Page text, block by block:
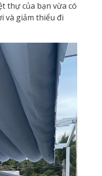
thự của bạn vừa có
và giảm thiểu đi